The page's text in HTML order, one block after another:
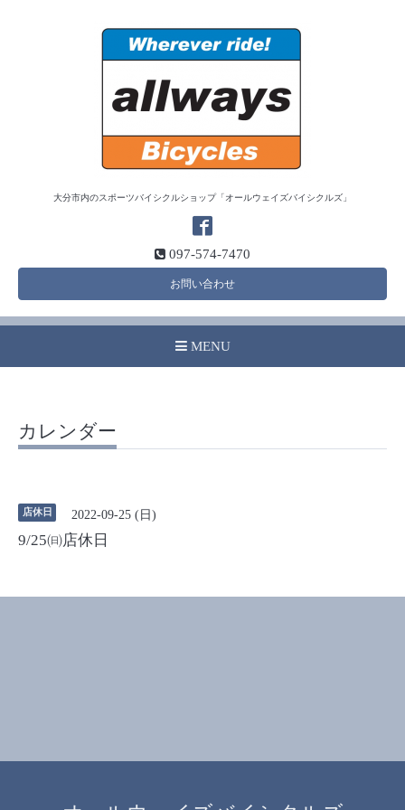
大分市内のスポーツバイシクルショップ「オールウェイズバイシクルズ」
097-574-7470
お問い合わせ
MENU
カレンダー
店休日 2022-09-25 (日)
9/25㈰店休日